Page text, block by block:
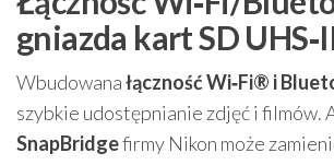
gniazda kart SD
Wbudowanałączność Wi‑Fi® i
szybkie udostępnianie zdjęć i filmów.
SnapBridgefirmy Nikon może